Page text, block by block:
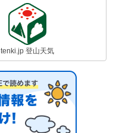
tenki.jp 登山天気